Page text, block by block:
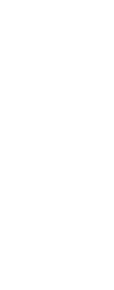
"),
mươi","ba
","hai trăm ","ba trăm
mươi","ba